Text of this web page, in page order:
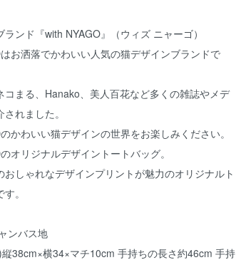
ランド『with NYAGO』（ウィズ ニャーゴ）
お洒落でかわいい人気の猫デザインブランドで
コまる、Hanako、美人百花など多くの雑誌やメデ
れました。
かわいい猫デザインの世界をお楽しみください。
オリジナルデザイントートバッグ。
おしゃれなデザインプリントが魅力のオリジナルト
。
ンバス地
38cm×横34×マチ10cm 手持ちの長さ約46cm 手持